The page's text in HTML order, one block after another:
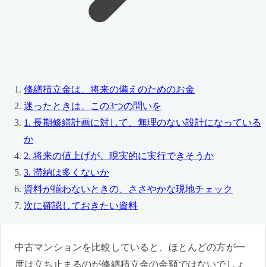
修繕積立金は、将来の備えのためのお金
迷ったときは、この3つの問いを
1. 長期修繕計画に対して、無理のない設計になっている
か
2. 将来の値上げが、現実的に実行できそうか
3. 滞納は多くないか
資料が揃わないときの、ささやかな現地チェック
次に確認しておきたい資料
中古マンションを比較していると、ほとんどの方が一
度は立ち止まるのが修繕積立金の金額ではないでしょ